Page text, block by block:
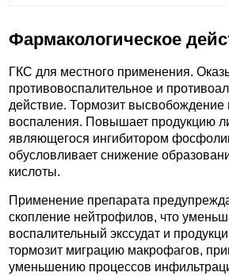
Фармакологическое
ГКС для местного применения.
противовоспалительное и
действие. Тормозит высвобождение
воспаления. Повышает продукцию
являющегося ингибитором
обусловливает снижение
кислоты.
Применение препарата
скопление нейтрофилов, что
воспалительный экссудат и
тормозит миграцию макрофагов,
уменьшению процессов